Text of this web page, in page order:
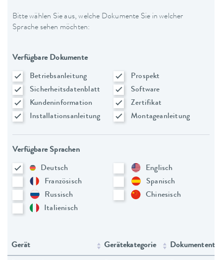
Bitte wählen Sie aus, welche Dokumente Sie in welcher
Sprache sehen möchten:
Verfügbare Dokumente
Betriebsanleitung
Prospekt
Sicherheitsdatenblatt
Software
Kundeninformation
Zertifikat
Installationsanleitung
Montageanleitung
Verfügbare Sprachen
Deutsch
Englisch
Französisch
Spanisch
Russisch
Chinesisch
Italienisch
Gerät Gerätekategorie